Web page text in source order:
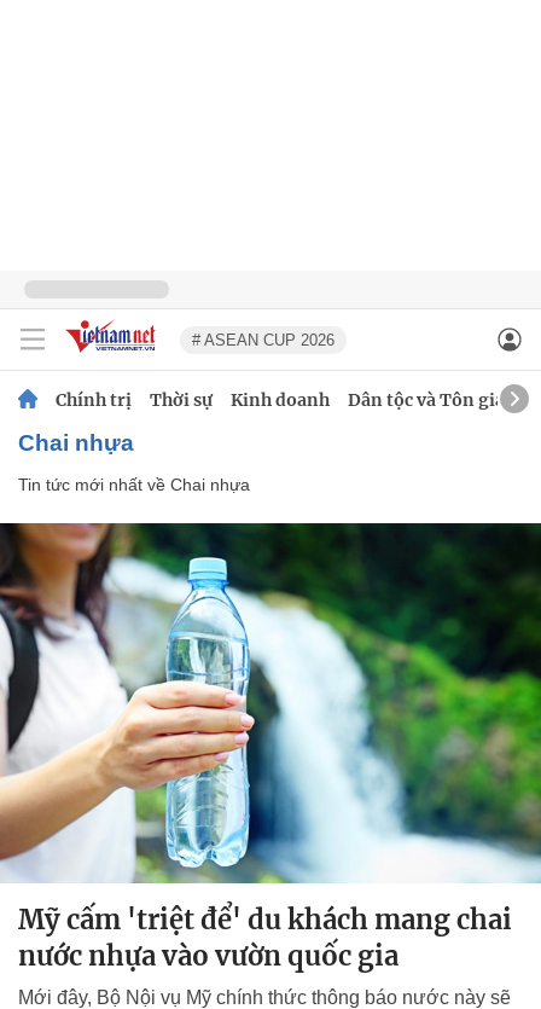
# ASEAN CUP 2026
Chính trị Thời sự Kinh doanh Dân tộc và Tôn giáo
Chai nhựa
Tin tức mới nhất về Chai nhựa
Mỹ cấm 'triệt để' du khách mang chai
nước nhựa vào vườn quốc gia
Mới đây, Bộ Nội vụ Mỹ chính thức thông báo nước này sẽ